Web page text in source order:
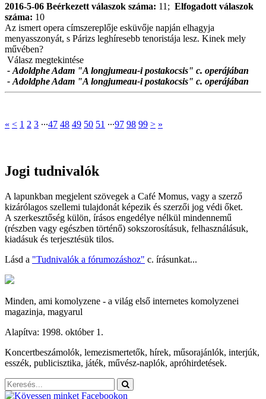
2016-5-06 Beérkezett válaszok száma: 11; Elfogadott válaszok
száma: 10
Az ismert opera címszereplője esküvője napján elhagyja
menyasszonyát, s Párizs leghíresebb tenoristája lesz. Kinek mely
művében?
Válasz megtekintése
- Adoldphe Adam "A longjumeau-i postakocsis" c. operájában
- Adoldphe Adam "A longjumeau-i postakocsis" c. operájában
« < 1 2 3 ∙∙∙47 48 49 50 51 ∙∙∙97 98 99 > »
Jogi tudnivalók
A lapunkban megjelent szövegek a Café Momus, vagy a szerző
kizárólagos szellemi tulajdonát képezik és szerzői jog védi őket.
A szerkesztőség külön, írásos engedélye nélkül mindennemű
(részben vagy egészben történő) sokszorosításuk, felhasználásuk,
kiadásuk és terjesztésük tilos.
Lásd a "Tudnivalók a fórumozáshoz" c. írásunkat...
Minden, ami komolyzene - a világ első internetes komolyzenei
magazinja, magyarul
Alapítva: 1998. október 1.
Koncertbeszámolók, lemezismertetők, hírek, műsorajánlók, interjúk,
esszék, publicisztika, játék, művész-naplók, apróhirdetések.